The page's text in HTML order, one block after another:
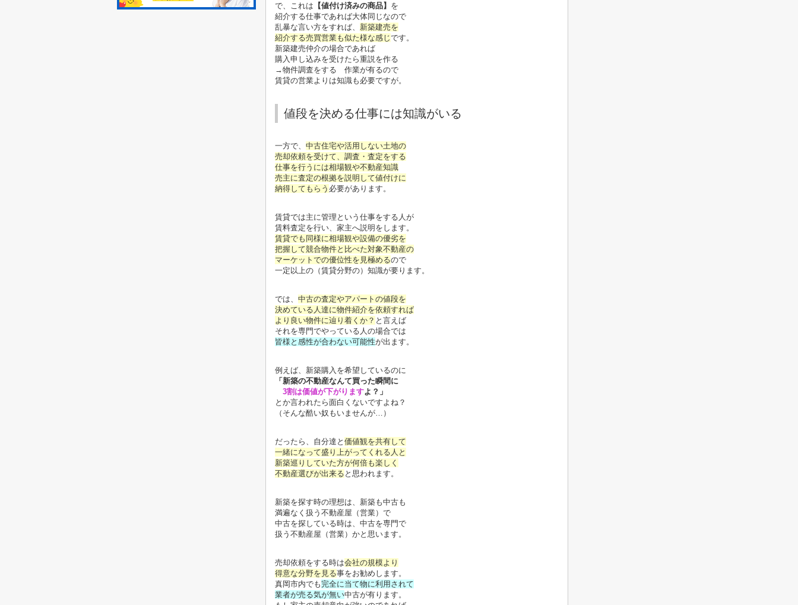
で、これは 【値付け済みの商品】 を
紹介する仕事であれば大体同じなので
乱暴な言い方をすれば、 新築建売を
紹介する売買営業も似た様な感じです。
新築建売仲介の場合であれば
購入申し込みを受けたら重説を作る
→物件調査をする 作業が有るので
賃貸の営業よりは知識も必要ですが。
値段を決める仕事には知識がいる
一方で、 中古住宅や活用しない土地の
売却依頼を受けて、調査・査定をする
仕事を行うには相場観や不動産知識
売主に査定の根拠を説明して値付けに
納得してもらう 必要があります。
賃貸では主に管理という仕事をする人が
賃料査定を行い、家主へ説明をします。
賃貸でも同様に相場観や設備の優劣を
把握して競合物件と比べた対象不動産の
マーケットでの優位性を見極めるので
一定以上の（賃貸分野の）知識が要ります。
では、 中古の査定やアパートの値段を
決めている人達に物件紹介を依頼すれば
より良い物件に辿り着くか？ と言えば
それを専門でやっている人の場合では
皆様と感性が合わない可能性が出ます。
例えば、新築購入を希望しているのに
「新築の不動産なんて買った瞬間に
3割は価値が下がりますよ？」
とか言われたら面白くないですよね？
（そんな酷い奴もいませんが…）
だったら、自分達と 価値観を共有して
一緒になって盛り上がってくれる人と
新築巡りしていた方が何倍も楽しく
不動産選びが出来る と思われます。
新築を探す時の理想は、新築も中古も
満遍なく扱う不動産屋（営業）で
中古を探している時は、中古を専門で
扱う不動産屋（営業）かと思います。
売却依頼をする時は会社の規模より
得意な分野を見る事をお勧めします。
真岡市内でも完全に当て物に利用されて
業者が売る気が無い中古が有ります。